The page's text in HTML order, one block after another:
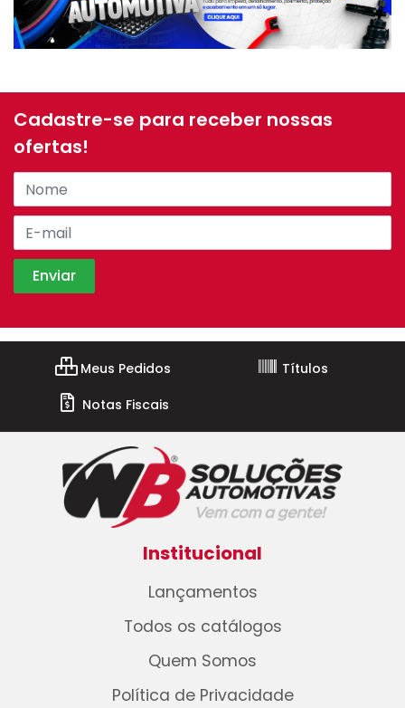
Cadastre-se para receber nossas
ofertas!
Meus Pedidos
Títulos
Notas Fiscais
Institucional
Lançamentos
Todos os catálogos
Quem Somos
Política de Privacidade